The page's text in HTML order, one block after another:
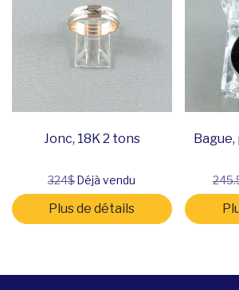
Jonc, 18K 2 tons
324$Déjà vendu
Plus de détails